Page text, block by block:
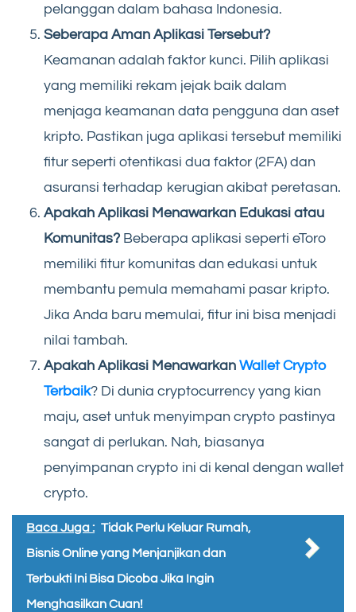
pelanggan dalam bahasa Indonesia.
Seberapa Aman Aplikasi Tersebut?
Keamanan adalah faktor kunci. Pilih aplikasi
yang memiliki rekam jejak baik dalam
menjaga keamanan data pengguna dan aset
kripto. Pastikan juga aplikasi tersebut memiliki
fitur seperti otentikasi dua faktor (2FA) dan
asuransi terhadap kerugian akibat peretasan.
Apakah Aplikasi Menawarkan Edukasi atau
Komunitas? Beberapa aplikasi seperti eToro
memiliki fitur komunitas dan edukasi untuk
membantu pemula memahami pasar kripto.
Jika Anda baru memulai, fitur ini bisa menjadi
nilai tambah.
Apakah Aplikasi Menawarkan Wallet Crypto
Terbaik? Di dunia cryptocurrency yang kian
maju, aset untuk menyimpan crypto pastinya
sangat di perlukan. Nah, biasanya
penyimpanan crypto ini di kenal dengan wallet
crypto.
Baca Juga : Tidak Perlu Keluar Rumah,
Bisnis Online yang Menjanjikan dan
Terbukti Ini Bisa Dicoba Jika Ingin
Menghasilkan Cuan!